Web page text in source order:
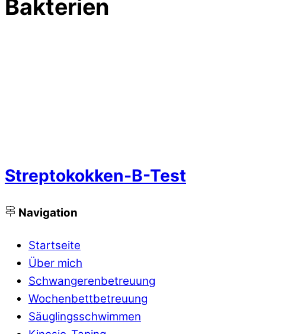
Bakterien
Streptokokken-B-Test
Navigation
Startseite
Über mich
Schwangerenbetreuung
Wochenbettbetreuung
Säuglingsschwimmen